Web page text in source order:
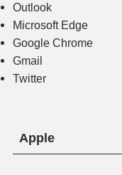
Outlook
Microsoft Edge
Google Chrome
Gmail
Twitter
Apple